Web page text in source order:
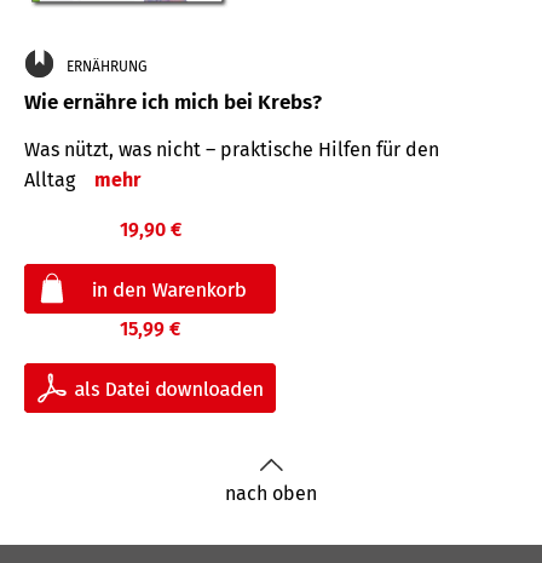
ERNÄHRUNG
Wie ernähre ich mich bei Krebs?
Was nützt, was nicht – praktische Hilfen für den
Alltag
mehr
19,90 €
15,99 €
nach oben